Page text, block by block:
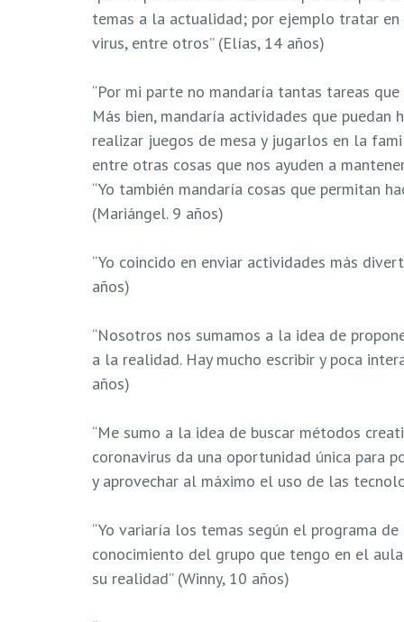
temas a la actualidad; por ejemplo tratar
virus, entre otros” (Elías, 14 años)
“Por mi parte no mandaría tantas tareas que
Más bien, mandaría actividades que puedan
realizar juegos de mesa y jugarlos en la
entre otras cosas que nos ayuden a
“Yo también mandaría cosas que permitan
(Mariángel. 9 años)
“Yo coincido en enviar actividades más
años)
“Nosotros nos sumamos a la idea de
a la realidad. Hay mucho escribir y poca
años)
“Me sumo a la idea de buscar métodos
coronavirus da una oportunidad única para
y aprovechar al máximo el uso de las
“Yo variaría los temas según el programa
conocimiento del grupo que tengo en el
su realidad” (Winny, 10 años)